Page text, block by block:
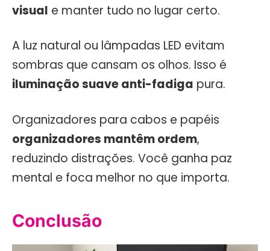
visual e manter tudo no lugar certo.
A luz natural ou lâmpadas LED evitam
sombras que cansam os olhos. Isso é
iluminação suave anti-fadiga pura.
Organizadores para cabos e papéis
organizadores mantêm ordem,
reduzindo distrações. Você ganha paz
mental e foca melhor no que importa.
Conclusão